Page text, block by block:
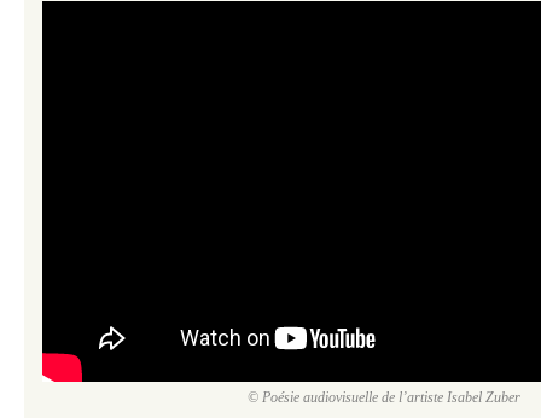
© Poésie audiovisuelle de l’artiste Isabel Zuber